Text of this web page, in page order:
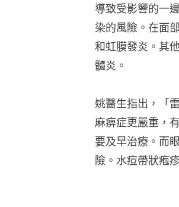
導致受影響的一
染的風險。在面
和虹膜發炎。其
髓炎。
姚醫生指出，「
麻痹症更嚴重，
要及早治療。而
險。水痘帶狀疱